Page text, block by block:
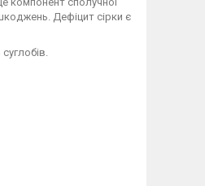
Дефіцит сірки є